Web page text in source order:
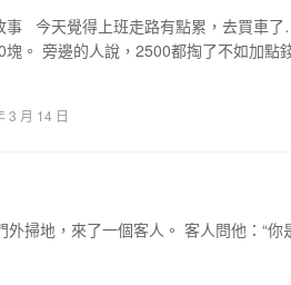
事 今天覺得上班走路有點累，去買車
塊。 旁邊的人說，2500都掏了不如加點
3 月 14 日
掃地，來了一個客人。 客人問他：“你